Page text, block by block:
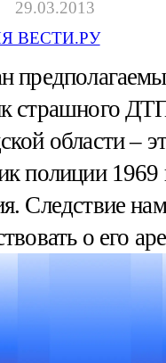
29.03.2013
ВЕСТИ.РУ
страшного
области –
полиции 1969
Следствие
о его